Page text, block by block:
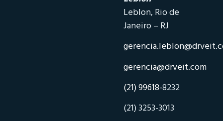
Leblon, Rio de
Janeiro – RJ
gerencia@drveit.com
(21) 99618-8232
(21) 3253-3013